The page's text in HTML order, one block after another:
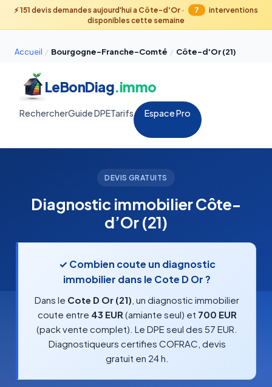
⚡151 devis demandes aujourd'hui a Côte-d'Or · 7
interventions
disponibles cette semaine
Accueil / Bourgogne-Franche-Comté / Côte-d'Or (21)
LeBonDiag.immo
RechercherGuide DPETarifs Espace Pro
DEVIS GRATUITS
Diagnostic immobilier Côte-
d’Or (21)
✓ Combien coute un diagnostic
immobilier dans le Cote D Or ?
Dans le Cote D Or (21) , un diagnostic immobilier
coute entre 43 EUR (amiante seul) et 700 EUR
(pack vente complet). Le DPE seul des 57 EUR.
Diagnostiqueurs certifies COFRAC, devis
gratuit en 24 h.